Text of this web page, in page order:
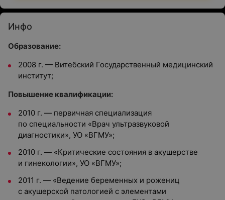
Инфо
Образование:
2008 г. — Витебский Государственный медицинский
институт;
Повышение квалификации:
2010 г. — первичная специализация
по специальности «Врач ультразвуковой
диагностики», УО «ВГМУ»;
2010 г. — «Критические состояния в акушерстве
и гинекологии», УО «ВГМУ»;
2011 г. — «Ведение беременных и рожениц
с акушерской патологией с элементами